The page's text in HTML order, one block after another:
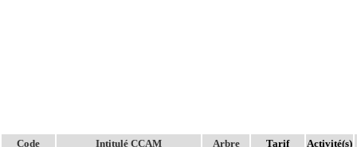
Code Intitulé CCAM Arbre Tarif Activité(s)